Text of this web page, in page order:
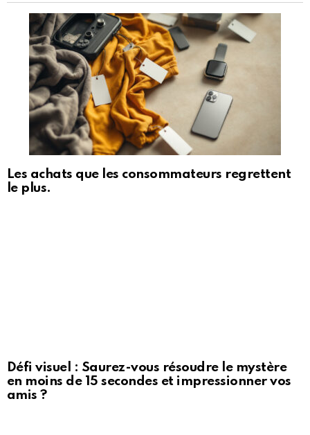
Les achats que les consommateurs regrettent
le plus.
Défi visuel : Saurez-vous résoudre le mystère
en moins de 15 secondes et impressionner vos
amis ?